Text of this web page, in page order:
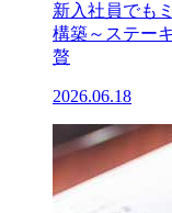
新入社員でも
構築～ステー
贅
2026.06.18